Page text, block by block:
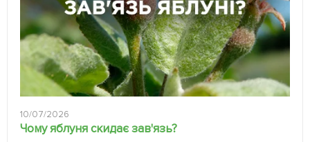
10/07/2026
Чому яблуня скидає зав'язь?